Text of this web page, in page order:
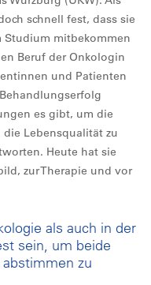
schnell fest, dass sie
Studium mitbekommen
Beruf der Onkologin
und Patienten
es gibt, um die
Lebensqualität zu
Heute hat sie
zur Therapie und vor
als auch in der
sein, um beide
zu